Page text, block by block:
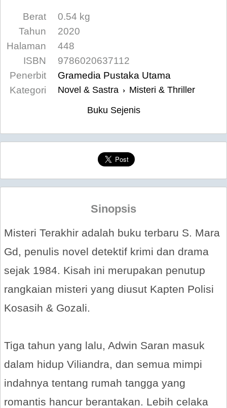
Berat
0.54 kg
Tahun
2020
Halaman
448
ISBN
9786020637112
Penerbit
Gramedia Pustaka Utama
Kategori
Novel & Sastra › Misteri & Thriller
Buku Sejenis
Sinopsis
Misteri Terakhir adalah buku terbaru S. Mara
Gd, penulis novel detektif krimi dan drama
sejak 1984. Kisah ini merupakan penutup
rangkaian misteri yang diusut Kapten Polisi
Kosasih & Gozali.
Tiga tahun yang lalu, Adwin Saran masuk
dalam hidup Viliandra, dan semua mimpi
indahnya tentang rumah tangga yang
romantis hancur berantakan. Lebih celaka